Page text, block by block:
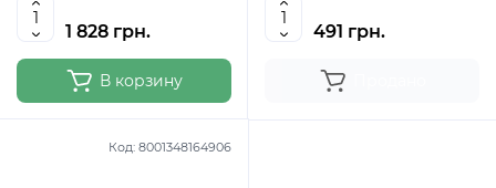
1 828 грн.
В корзину
491 грн.
Код: 8001348164906